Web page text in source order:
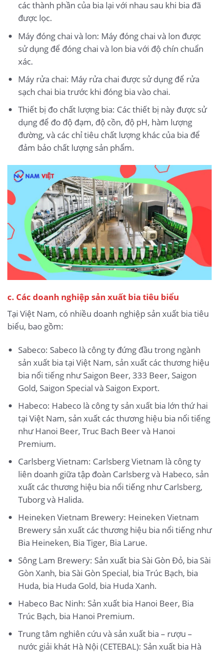
các thành phần của bia lại với nhau sau khi bia đã
được lọc.
Máy đóng chai và lon: Máy đóng chai và lon được
sử dụng để đóng chai và lon bia với độ chín chuẩn
xác.
Máy rửa chai: Máy rửa chai được sử dụng để rửa
sạch chai bia trước khi đóng bia vào chai.
Thiết bị đo chất lượng bia: Các thiết bị này được sử
dụng để đo độ đạm, độ cồn, độ pH, hàm lượng
đường, và các chỉ tiêu chất lượng khác của bia để
đảm bảo chất lượng sản phẩm.
c. Các doanh nghiệp sản xuất bia tiêu biểu
Tại Việt Nam, có nhiều doanh nghiệp sản xuất bia tiêu
biểu, bao gồm:
Sabeco: Sabeco là công ty đứng đầu trong ngành
sản xuất bia tại Việt Nam, sản xuất các thương hiệu
bia nổi tiếng như Saigon Beer, 333 Beer, Saigon
Gold, Saigon Special và Saigon Export.
Habeco: Habeco là công ty sản xuất bia lớn thứ hai
tại Việt Nam, sản xuất các thương hiệu bia nổi tiếng
như Hanoi Beer, Truc Bach Beer và Hanoi
Premium.
Carlsberg Vietnam: Carlsberg Vietnam là công ty
liên doanh giữa tập đoàn Carlsberg và Habeco, sản
xuất các thương hiệu bia nổi tiếng như Carlsberg,
Tuborg và Halida.
Heineken Vietnam Brewery: Heineken Vietnam
Brewery sản xuất các thương hiệu bia nổi tiếng như
Bia Heineken, Bia Tiger, Bia Larue.
Sông Lam Brewery: Sản xuất bia Sài Gòn Đỏ, bia Sài
Gòn Xanh, bia Sài Gòn Special, bia Trúc Bạch, bia
Huda, bia Huda Gold, bia Huda Xanh.
Habeco Bac Ninh: Sản xuất bia Hanoi Beer, Bia
Trúc Bạch, bia Hanoi Premium.
Trung tâm nghiên cứu và sản xuất bia – rượu –
nước giải khát Hà Nội (CETEBAL): Sản xuất bia Hà